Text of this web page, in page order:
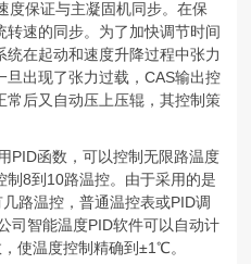
度保证与主凝固机同步。在保
速的同步。为了加快调节时间
在起动和速度升降过程中张力
出现了张力过载，CAS输出控
后又自动压上压辊，其控制策
PID函数，可以控制无限路温度
8到10路温控。由于采用的是
路温控，普通温控表或PID调
司智能温度PID软件可以自动计
使温度控制精确到±1℃。